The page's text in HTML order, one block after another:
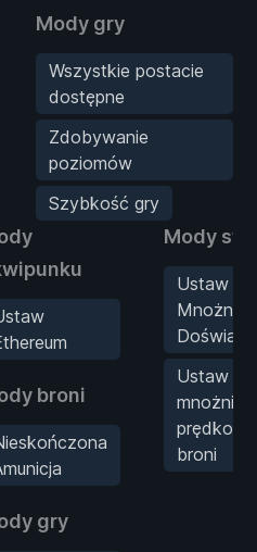
Mody gry
Wszystkie postacie
dostępne
Zdobywanie
poziomów
Szybkość gry
broni
gry
Mody
Ustaw
Mnożnik
Ustaw
mnożnik
prędkości
broni